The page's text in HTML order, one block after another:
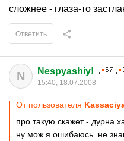
сложнее - глаза-то
Ответить
N Nespyashiy!
15:40, 18.07.2008
От пользователя
про такую скажет - дурна
ну мож я ошибаюсь. не